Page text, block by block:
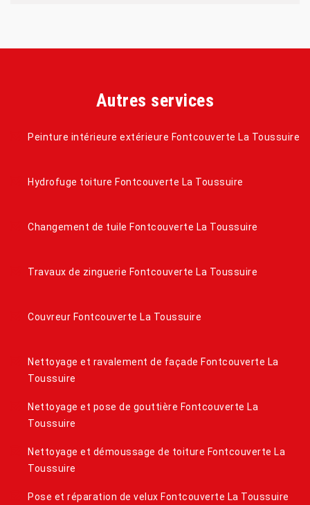
Autres services
Peinture intérieure extérieure Fontcouverte La Toussuire
Hydrofuge toiture Fontcouverte La Toussuire
Changement de tuile Fontcouverte La Toussuire
Travaux de zinguerie Fontcouverte La Toussuire
Couvreur Fontcouverte La Toussuire
Nettoyage et ravalement de façade Fontcouverte La
Toussuire
Nettoyage et pose de gouttière Fontcouverte La
Toussuire
Nettoyage et démoussage de toiture Fontcouverte La
Toussuire
Pose et réparation de velux Fontcouverte La Toussuire